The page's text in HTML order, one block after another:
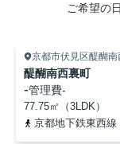
ご希望の
京都市伏見区醍醐南
醍醐南西裏町
-管理費-
77.75㎡（3LDK）
京都地下鉄東西線